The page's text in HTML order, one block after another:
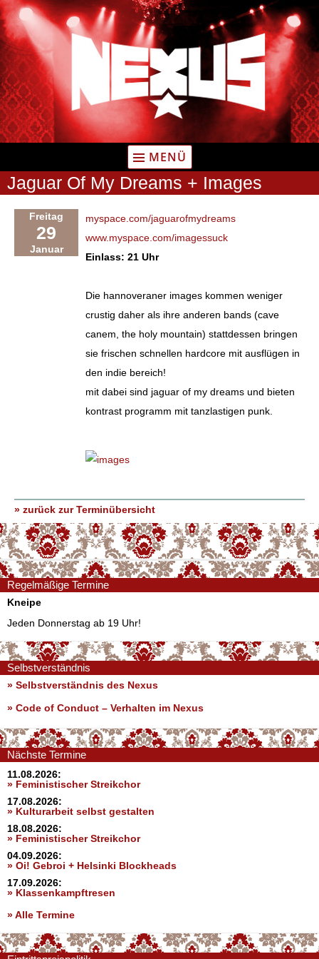
Zum
Inhalt
springen
MENÜ
Jaguar Of My Dreams + Images
Freitag
29
Januar
myspace.com/jaguarofmydreams
www.myspace.com/imagessuck
Einlass: 21 Uhr
Die hannoveraner images kommen weniger
crustig daher als ihre anderen bands (cave
canem, the holy mountain) stattdessen bringen
sie frischen schnellen hardcore mit ausflügen in
den indie bereich!
mit dabei sind jaguar of my dreams und bieten
kontrast programm mit tanzlastigen punk.
» zurück zur Terminübersicht
Regelmäßige Termine
Kneipe
Jeden Donnerstag ab 19 Uhr!
Selbstverständnis
» Selbstverständnis des Nexus
» Code of Conduct – Verhalten im Nexus
Nächste Termine
11.08.2026:
» Feministischer Streikchor
17.08.2026:
» Kulturarbeit selbst gestalten
18.08.2026:
» Feministischer Streikchor
04.09.2026:
» Oi! Gebroi + Helsinki Blockheads
17.09.2026:
» Klassenkampftresen
» Alle Termine